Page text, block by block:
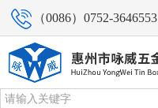
（0086）0752-3646553